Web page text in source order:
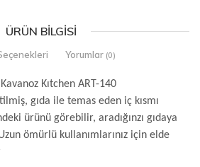
ÜRÜN BILGISI
Yorumlar (0)
Kıtchen ART-140
gıda ile temas eden iç kısmı
ürünü görebilir, aradığınzı gıdaya
ömürlü kullanımlarınız için elde